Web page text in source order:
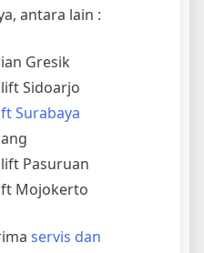
antara lain :
Gresik
Sidoarjo
Surabaya
Pasuruan
Mojokerto
servis dan